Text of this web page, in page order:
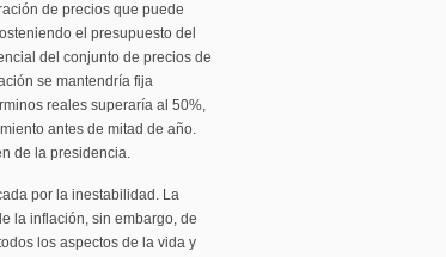
de precios que puede
el presupuesto del
del conjunto de precios de
se mantendría fija
reales superaría al 50%,
antes de mitad de año.
de la presidencia.
por la inestabilidad. La
la inflación, sin embargo, de
los aspectos de la vida y